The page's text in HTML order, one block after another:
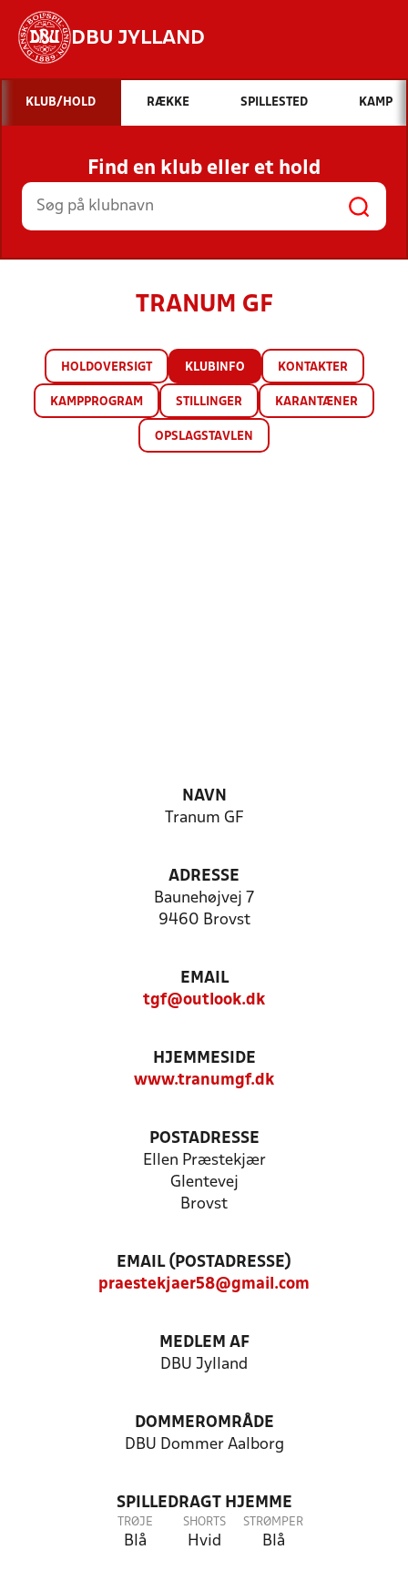
DBU JYLLAND
Hvad vil du søge efter?
INDHOLD OG NYHEDER
STILLINGER, RESULTATER, KLUBBER OG
HOLD
KLUB/HOLD RÆKKE SPILLESTED KAMP
Find en klub eller et hold
TRANUM GF
HOLDOVERSIGT KLUBINFO KONTAKTER
KAMPPROGRAM STILLINGER KARANTÆNER
OPSLAGSTAVLEN
NAVN
Tranum GF
ADRESSE
Baunehøjvej 7
9460 Brovst
EMAIL
tgf@outlook.dk
HJEMMESIDE
www.tranumgf.dk
POSTADRESSE
Ellen Præstekjær
Glentevej
Brovst
EMAIL (POSTADRESSE)
praestekjaer58@gmail.com
MEDLEM AF
DBU Jylland
DOMMEROMRÅDE
DBU Dommer Aalborg
SPILLEDRAGT HJEMME
TRØJE
Blå
SHORTS
Hvid
STRØMPER
Blå